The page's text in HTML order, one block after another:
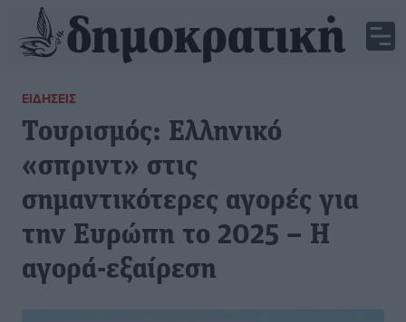
ΕΙΔΉΣΕΙΣ
Τουρισμός: Ελληνικό
«σπριντ» στις
σημαντικότερες αγορές για
την Ευρώπη το 2025 – Η
αγορά-εξαίρεση